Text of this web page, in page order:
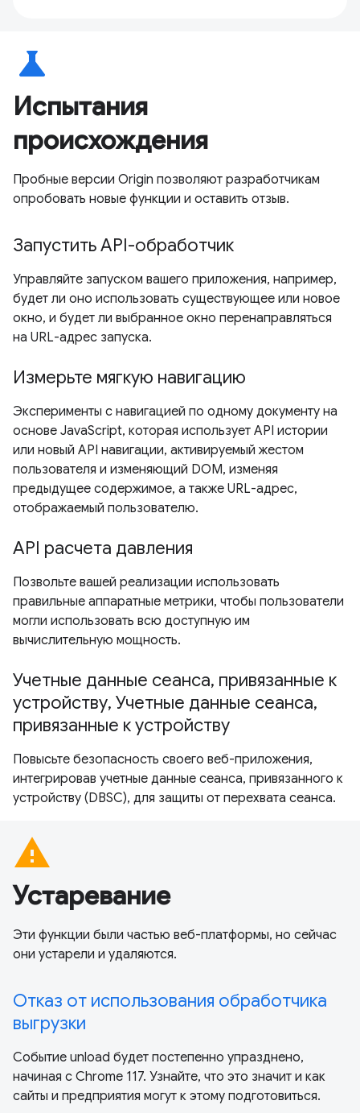
science
Испытания
происхождения
Пробные версии Origin позволяют разработчикам
опробовать новые функции и оставить отзыв.
Запустить API-обработчик
Управляйте запуском вашего приложения, например,
будет ли оно использовать существующее или новое
окно, и будет ли выбранное окно перенаправляться
на URL-адрес запуска.
Измерьте мягкую навигацию
Эксперименты с навигацией по одному документу на
основе JavaScript, которая использует API истории
или новый API навигации, активируемый жестом
пользователя и изменяющий DOM, изменяя
предыдущее содержимое, а также URL-адрес,
отображаемый пользователю.
API расчета давления
Позвольте вашей реализации использовать
правильные аппаратные метрики, чтобы пользователи
могли использовать всю доступную им
вычислительную мощность.
Учетные данные сеанса, привязанные к
устройству, Учетные данные сеанса,
привязанные к устройству
Повысьте безопасность своего веб-приложения,
интегрировав учетные данные сеанса, привязанного к
устройству (DBSC), для защиты от перехвата сеанса.
warning
Устаревание
Эти функции были частью веб-платформы, но сейчас
они устарели и удаляются.
Отказ от использования обработчика
выгрузки
Событие unload будет постепенно упразднено,
начиная с Chrome 117. Узнайте, что это значит и как
сайты и предприятия могут к этому подготовиться.